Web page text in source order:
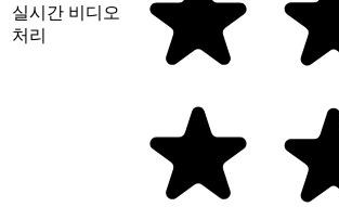
실시간 비디오
처리